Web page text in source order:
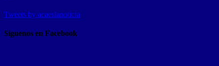
Tweets by acaeslanoticia
Siguenos en Facebook